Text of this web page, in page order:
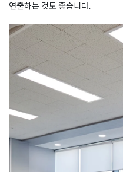
연출하는 것도 좋습니다.